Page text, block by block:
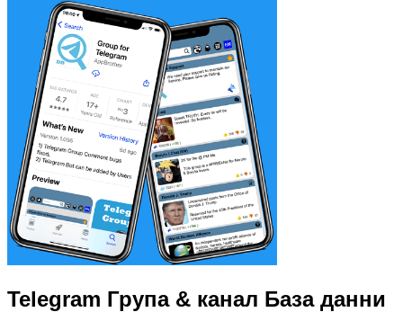
Telegram Група & канал База данни